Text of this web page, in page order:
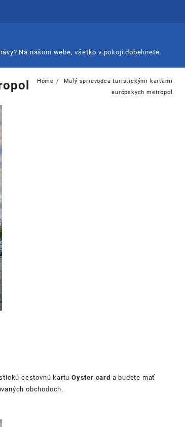
Na našom webe, všetko v pokoji dobehnete.
Home
Malý sprievodca turistickými kartami
európskych metropol
cestovnú kartuOyster card a budete mať
obchodoch.